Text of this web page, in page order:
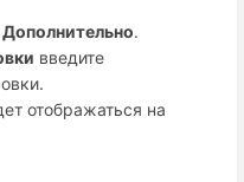
Дополнительно.
введите
отображаться на